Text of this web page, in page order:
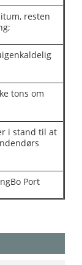
resten
tons om
i stand til at
Port